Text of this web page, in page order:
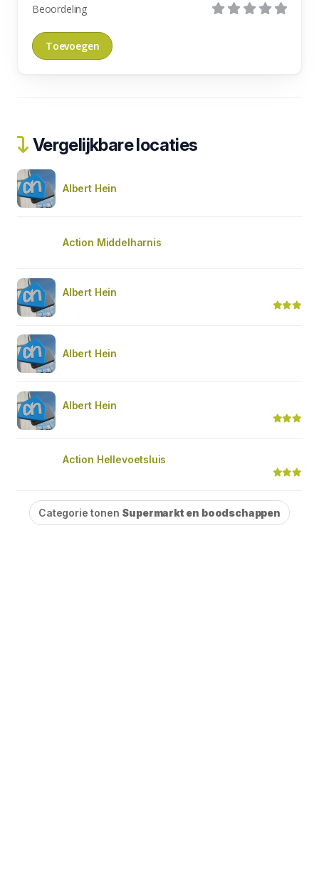
Beoordeling
Vergelijkbare locaties
Albert Hein
Action Middelharnis
Albert Hein
Albert Hein
Albert Hein
Action Hellevoetsluis
Categorie tonen Supermarkt en boodschappen